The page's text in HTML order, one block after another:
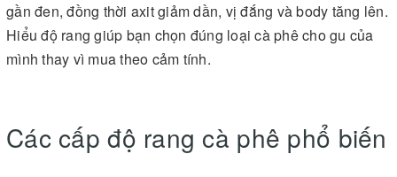
gần đen, đồng thời axit giảm dần, vị đắng và body tăng lên.
Hiểu độ rang giúp bạn chọn đúng loại cà phê cho gu của
mình thay vì mua theo cảm tính.
Các cấp độ rang cà phê phổ biến